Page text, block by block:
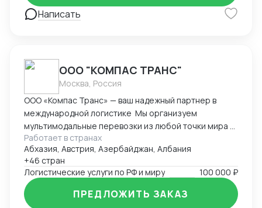
Написать
ООО "КОМПАС ТРАНС"
Москва, Россия
ООО «Компас Транс» — ваш надежный партнер в
международной логистике Мы организуем
мультимодальные перевозки из любой точки мира с
полным таможенным сопровождением.
Предоставляем комплекс складских услуг в
ключевых логистических хабах Европы, Азии и
России. Специализируемся на перевозках
температурных грузов с гарантированным
соблюдением режима. Обеспечиваем доставку
Работает в странах
Абхазия, Австрия, Азербайджан, Албания
+46 стран
Логистические услуги по РФ и миру
100 000 ₽
ПРЕДЛОЖИТЬ ЗАКАЗ